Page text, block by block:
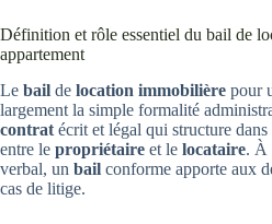
Définition et rôle essentiel du bail de
appartement
Le bail de location immobilière pour
largement la simple formalité
contrat écrit et légal qui structure
entre le propriétaire et le locataire. À
verbal, un bail conforme apporte aux
cas de litige.